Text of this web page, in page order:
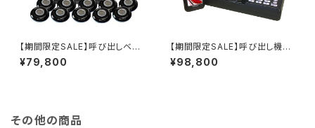
【期間限定SALE】呼び出しベ
ル アーバンコール20 送信ボ
タン10個セット
¥79,800
【期間限定SALE】呼び出し機
ＲＣＬコール 10個セット 飲食
店 フードコート 病院 ペー
¥98,800
その他の商品